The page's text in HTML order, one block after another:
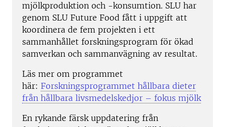
mjölkproduktion och -konsumtion. SLU har
genom SLU Future Food fått i uppgift att
koordinera de fem projekten i ett
sammanhållet forskningsprogram för ökad
samverkan och sammanvägning av resultat.
Läs mer om programmet
här: Forskningsprogrammet hållbara dieter
från hållbara livsmedelskedjor – fokus mjölk
En rykande färsk uppdatering från